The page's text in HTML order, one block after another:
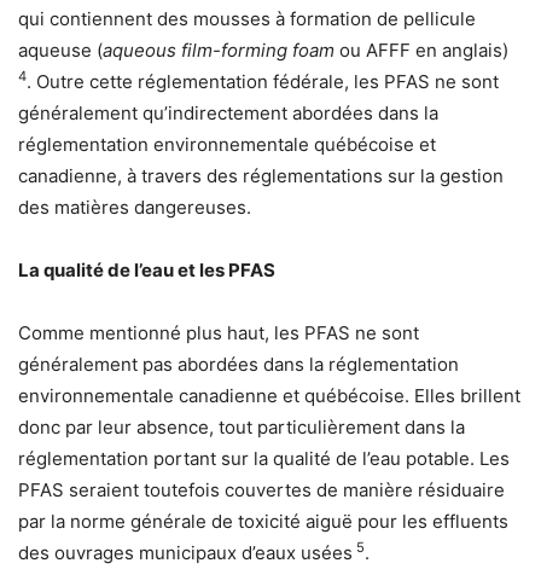
qui contiennent des mousses à formation de pellicule
aqueuse (aqueous film-forming foam ou AFFF en anglais)
4. Outre cette réglementation fédérale, les PFAS ne sont
généralement qu’indirectement abordées dans la
réglementation environnementale québécoise et
canadienne, à travers des réglementations sur la gestion
des matières dangereuses.
La qualité de l’eau et les PFAS
Comme mentionné plus haut, les PFAS ne sont
généralement pas abordées dans la réglementation
environnementale canadienne et québécoise. Elles brillent
donc par leur absence, tout particulièrement dans la
réglementation portant sur la qualité de l’eau potable. Les
PFAS seraient toutefois couvertes de manière résiduaire
par la norme générale de toxicité aiguë pour les effluents
des ouvrages municipaux d’eaux usées 5.